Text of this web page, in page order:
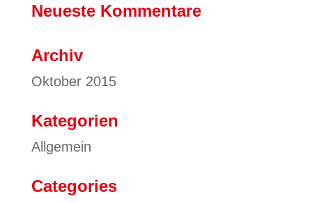
Neueste Kommentare
Archiv
Oktober 2015
Kategorien
Allgemein
Categories